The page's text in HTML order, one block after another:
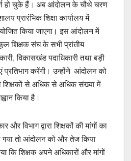
हो चुके हैं। अब आंदोलन के चौथे चरण
प्रारंभिक शिक्षा कार्यालय में
किया जाएगा। इस आंदोलन में
शिक्षक संघ के सभी प्रांतीय
विकासखंड पदाधिकारी तथा बड़ी
प्रतिभाग करेंगी। उन्होंने आंदोलन को
से अधिक से अधिक संख्या में
किया है।
और विभाग द्वारा शिक्षकों की मांगों का
गया तो आंदोलन को और तेज किया
कि शिक्षक अपने अधिकारों और मांगों